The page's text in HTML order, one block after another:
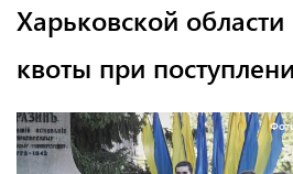
Харьковской области
квоты при